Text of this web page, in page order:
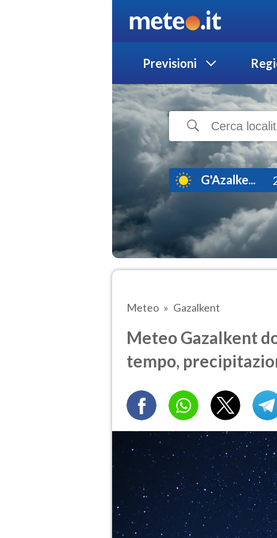
Previsioni
G'Azalke...
Meteo Gazalkent
Meteo Gazalkent
tempo,